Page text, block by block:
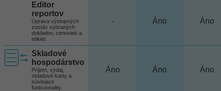
Editor
reportov
Úprava výstupných
zostáv vybraných
dokladov, cenoviek a
etikiet.
- Áno Áno
Skladové
hospodárstvo
Príjem, výdaj,
skladové karty a
súvisiace
funkcionality.
Áno Áno Áno